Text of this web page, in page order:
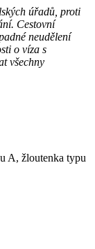
úřadů, proti
Cestovní
neudělení
o víza s
všechny
A, žloutenka typu